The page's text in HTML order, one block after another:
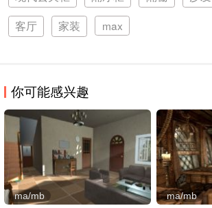
客厅
家装 max
你可能感兴趣
ma/mb ma/mb